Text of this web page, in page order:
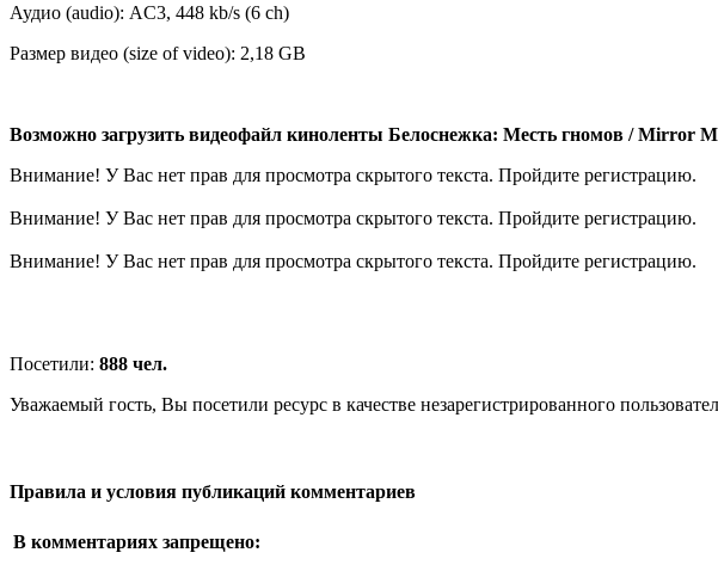
Аудио (audio): AC3, 448 kb/s (6 ch)
Размер видео (size of video): 2,18 GB
Возможно загрузить видеофайл киноленты Белоснежка: Месть гномов / Mirror
Внимание! У Вас нет прав для просмотра скрытого текста. Пройдите регистрацию.
Внимание! У Вас нет прав для просмотра скрытого текста. Пройдите регистрацию.
Внимание! У Вас нет прав для просмотра скрытого текста. Пройдите регистрацию.
Посетили: 888 чел.
Уважаемый гость, Вы посетили ресурс в качестве незарегистрированного
Правила и условия публикаций комментариев
В комментариях запрещено: